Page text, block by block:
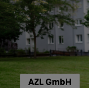
AZL GmbH